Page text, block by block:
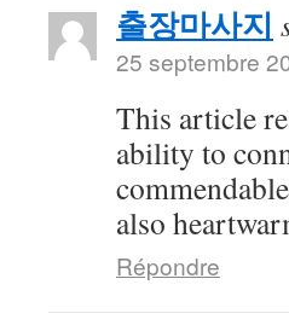
출장마사지
25 septembre
This article
ability to
also
Répondre